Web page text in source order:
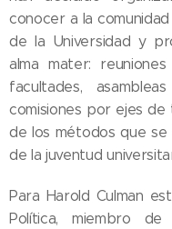
conocer a la
de la Universidad y
alma mater:
facultades,
comisiones por ejes de
de los métodos que
de la juventud
Para Harold Culman
Política, miembro